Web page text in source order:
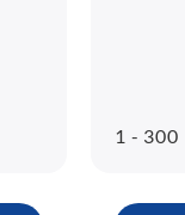
1 - 300